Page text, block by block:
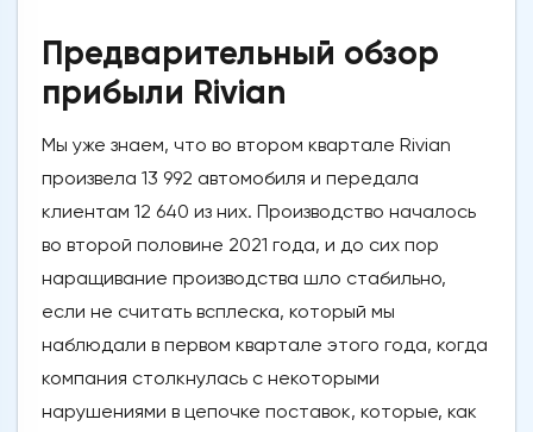
Предварительный обзор
прибыли Rivian
Мы уже знаем, что во втором квартале Rivian
произвела 13 992 автомобиля и передала
клиентам 12 640 из них. Производство началось
во второй половине 2021 года, и до сих пор
наращивание производства шло стабильно,
если не считать всплеска, который мы
наблюдали в первом квартале этого года, когда
компания столкнулась с некоторыми
нарушениями в цепочке поставок, которые, как